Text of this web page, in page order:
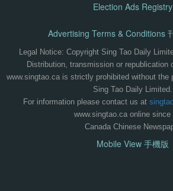
Election Ads Registry
Advertising Terms & Conditions
Legal Notice: Copyright Sing Tao Daily
Distribution, transmission or republication
www.singtao.ca is strictly prohibited without the
Sing Tao Daily Limited.
For information please contact us at
www.singtao.ca online since
Canada Chinese
Mobile View 手機版